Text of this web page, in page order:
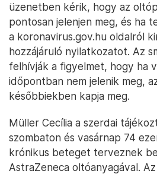
üzenetben kérik, hogy az
pontosan jelenjen meg, és ha
a koronavirus.gov.hu oldalról
hozzájáruló nyilatkozatot. Az
felhívják a figyelmet, hogy ha
időpontban nem jelenik meg,
későbbiekben kapja meg.
Müller Cecília a szerdai
szombaton és vasárnap 74
krónikus beteget terveznek
AstraZeneca oltóanyagával.